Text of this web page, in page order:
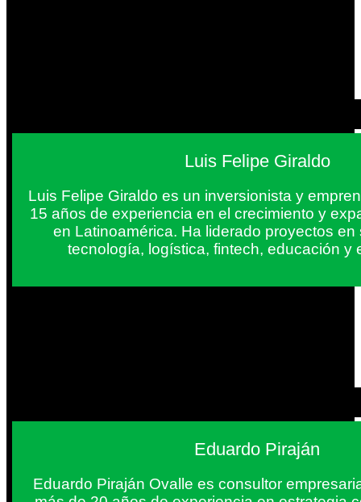
Luis Felipe Giraldo
Luis Felipe Giraldo es un inversionista y
15 años de experiencia en el crecimiento y
en Latinoamérica. Ha liderado proyectos en
tecnología, logística, fintech, educación y
Eduardo Piraján
Eduardo Piraján Ovalle es consultor